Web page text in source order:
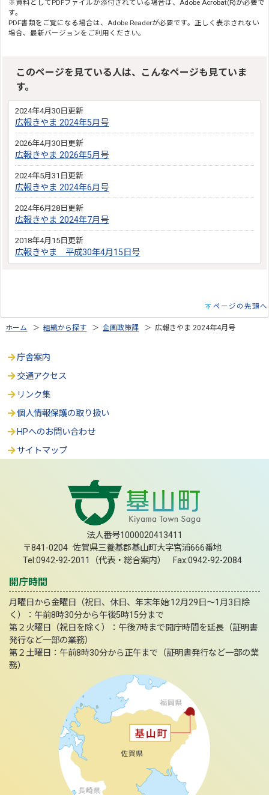
※資料としてPDFファイルが添付されている場合は、Adobe Acrobat(R)が必要で
す。
PDF書類をご覧になる場合は、Adobe Readerが必要です。正しく表示されない
場合、最新バージョンをご利用ください。
このページを見ている人は、こんなページも見ていま
す。
2024年4月30日更新
広報きやま 2024年5月号
2026年4月30日更新
広報きやま 2026年5月号
2024年5月31日更新
広報きやま 2024年6月号
2024年6月28日更新
広報きやま 2024年7月号
2018年4月15日更新
広報きやま 平成30年4月15日号
ページの先頭へ
ホーム ＞組織から探す ＞企画政策課 ＞ 広報きやま 2024年4月号
庁舎案内
交通アクセス
リンク集
個人情報保護の取り扱い
HPへのお問い合わせ
サイトマップ
法人番号1000020413411
〒841-0204 佐賀県三養基郡基山町大字宮浦666番地
Tel:0942-92-2011（代表・総合案内） Fax:0942-92-2084
開庁時間
月曜日から金曜日（祝日、休日、年末年始:12月29日～1月3日除
く）：午前8時30分から午後5時15分まで
第２火曜日（祝日を除く）：午後7時まで開庁時間を延長（証明書
発行など一部の業務）
第２土曜日：午前8時30分から正午まで（証明書発行など一部の業
務）